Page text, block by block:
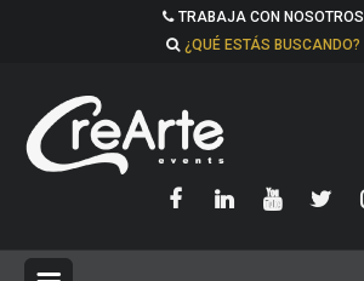
TRABAJA CON NOSOTROS
¿QUÉ ESTÁS BUSCANDO?